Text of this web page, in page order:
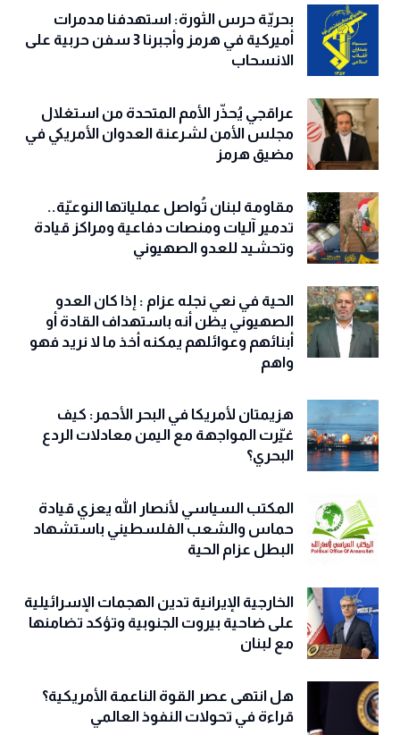
بحريّة حرس الثورة: استهدفنا مدمرات
أميركية في هرمز وأجبرنا 3 سفن حربية على
الانسحاب
عراقجي يُحذّر الأمم المتحدة من استغلال
مجلس الأمن لشرعنة العدوان الأمريكي في
مضيق هرمز
مقاومة لبنان تُواصل عملياتها النوعيّة..
تدمير آليات ومنصات دفاعية ومراكز قيادة
وتحشيد للعدو الصهيوني
الحية في نعي نجله عزام : إذا كان العدو
الصهيوني يظن أنه باستهداف القادة أو
أبنائهم وعوائلهم يمكنه أخذ ما لا نريد فهو
واهم
هزيمتان لأمريكا في البحر الأحمر: كيف
غيّرت المواجهة مع اليمن معادلات الردع
البحري؟
المكتب السياسي لأنصار الله يعزي قيادة
حماس والشعب الفلسطيني باستشهاد
البطل عزام الحية
الخارجية الإيرانية تدين الهجمات الإسرائيلية
على ضاحية بيروت الجنوبية وتؤكد تضامنها
مع لبنان
هل انتهى عصر القوة الناعمة الأمريكية؟
قراءة في تحولات النفوذ العالمي